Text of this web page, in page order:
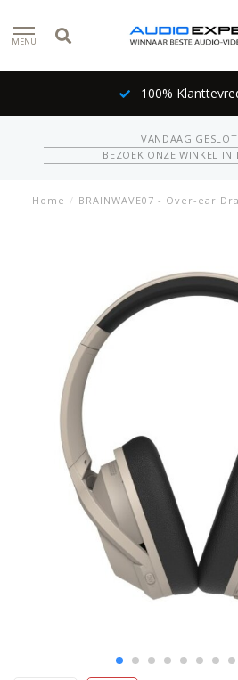
MENU
100%
VANDAAG
BEZOEK ONZE WINKEL IN
Home / BRAINWAVE07 - Over-ear